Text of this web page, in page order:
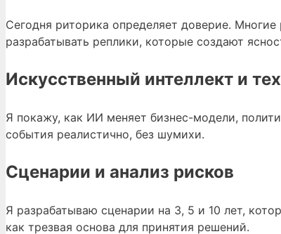
Сегодня риторика определяет доверие.
разрабатывать реплики, которые создают
Искусственный интеллект и
Я покажу, как ИИ меняет бизнес-модели,
события реалистично, без шумихи.
Сценарии и анализ рисков
Я разрабатываю сценарии на 3, 5 и 10 лет,
как трезвая основа для принятия решений.